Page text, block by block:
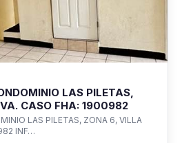
LAS PILETAS,
CASO FHA: 1900982
LAS PILETAS, ZONA 6, VILLA
INF…